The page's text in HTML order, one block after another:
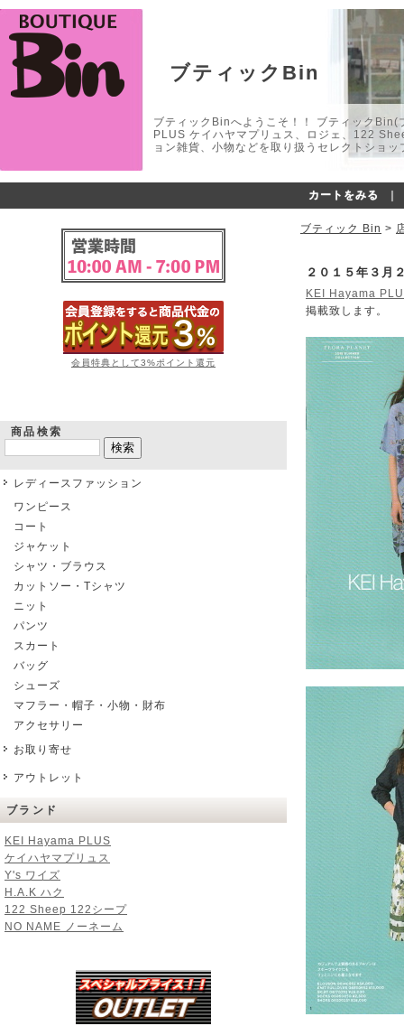
ブティックBin
ブティックBinへようこそ！！ ブティック
PLUS ケイハヤマプリュス、ロジェ、122
ョン雑貨、小物などを取り扱うセレクトショ
カートをみる
会員特典として3%ポイント還元
商品検索
レディースファッション
ワンピース
コート
ジャケット
シャツ・ブラウス
カットソー・Tシャツ
ニット
パンツ
スカート
バッグ
シューズ
マフラー・帽子・小物・財布
アクセサリー
お取り寄せ
アウトレット
ブランド
KEI Hayama PLUS
ケイハヤマプリュス
Y's ワイズ
H.A.K ハク
122 Sheep 122シープ
NO NAME ノーネーム
ブティック Bin >
２０１５年３月
KEI Hayama
掲載致します。